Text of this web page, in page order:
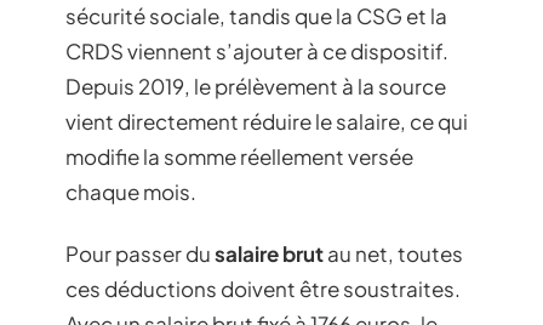
sécurité sociale, tandis que la CSG et la
CRDS viennent s’ajouter à ce dispositif.
Depuis 2019, le prélèvement à la source
vient directement réduire le salaire, ce qui
modifie la somme réellement versée
chaque mois.
Pour passer dusalaire brutau net, toutes
ces déductions doivent être soustraites.